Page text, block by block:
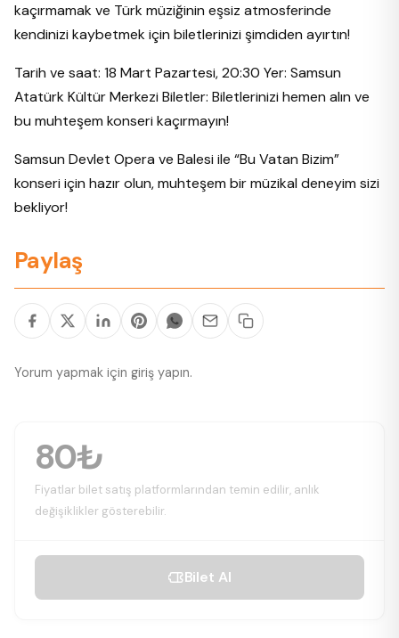
kaçırmamak ve Türk müziğinin eşsiz atmosferinde
kendinizi kaybetmek için biletlerinizi şimdiden ayırtın!
Tarih ve saat: 18 Mart Pazartesi, 20:30 Yer: Samsun
Atatürk Kültür Merkezi Biletler: Biletlerinizi hemen alın ve
bu muhteşem konseri kaçırmayın!
Samsun Devlet Opera ve Balesi ile “Bu Vatan Bizim”
konseri için hazır olun, muhteşem bir müzikal deneyim sizi
bekliyor!
Paylaş
Yorum yapmak için giriş yapın.
80₺
Fiyatlar bilet satış platformlarından temin edilir, anlık
değişiklikler gösterebilir.
Bilet Al